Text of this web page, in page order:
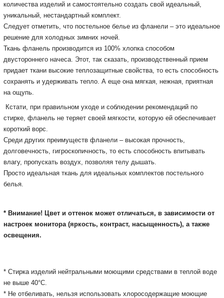
количества изделий и самостоятельно создать свой идеальный,
уникальный, нестандартный комплект.
Следует отметить, что постельное белье из фланели – это идеальное
решение для холодных зимних ночей.
Ткань фланель производится из 100% хлопка способом
двустороннего начеса. Этот, так сказать, производственный прием
придает ткани высокие теплозащитные свойства, то есть способность
сохранять и удерживать тепло. А еще она мягкая, нежная, приятная
на ощупь.
Кстати, при правильном уходе и соблюдении рекомендаций по
стирке, фланель не теряет своей мягкости, которую ей обеспечивает
короткий ворс.
Среди других преимуществ фланели – высокая прочность,
долговечность, гигроскопичность, то есть способность впитывать
влагу, пропускать воздух, позволяя телу дышать.
Просто идеальная ткань для идеальных комплектов постельного
белья.
* Внимание! Цвет и оттенок может отличаться, в зависимости от
настроек монитора (яркость, контраст, насыщенность), а также
освещения.
* Cтирка изделий нейтральными моющими средствами в теплой воде
не выше 40°С.
* Не отбеливать, нельзя использовать хлоросодержащие моющие